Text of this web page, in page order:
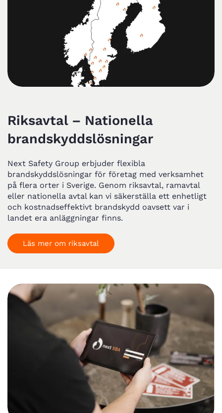
Riksavtal – Nationella
brandskyddslösningar
Next Safety Group erbjuder flexibla
brandskyddslösningar för företag med verksamhet
på flera orter i Sverige. Genom riksavtal, ramavtal
eller nationella avtal kan vi säkerställa ett enhetligt
och kostnadseffektivt brandskydd oavsett var i
landet era anläggningar finns.
Läs mer om riksavtal